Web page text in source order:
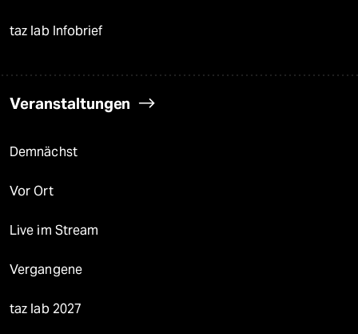
taz lab Infobrief
Veranstaltungen
Demnächst
Vor Ort
Live im Stream
Vergangene
taz lab 2027